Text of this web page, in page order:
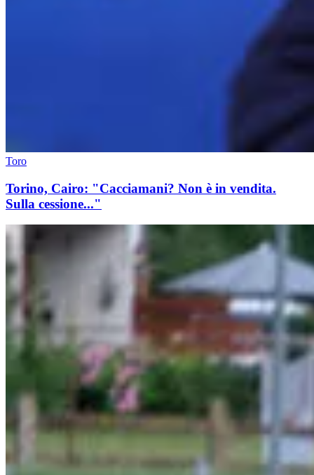
Toro
Torino, Cairo: "Cacciamani? Non è in vendita.
Sulla cessione..."